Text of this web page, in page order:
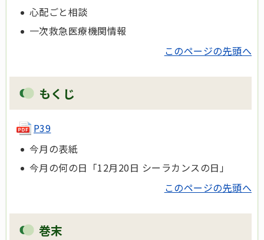
心配ごと相談
一次救急医療機関情報
このページの先頭へ
もくじ
P39
今月の表紙
今月の何の日「12月20日 シーラカンスの日」
このページの先頭へ
巻末